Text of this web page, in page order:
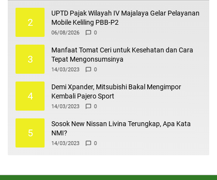
2
UPTD Pajak Wilayah IV Majalaya Gelar Pelayanan
Mobile Keliling PBB-P2
06/08/2026 0
3
Manfaat Tomat Ceri untuk Kesehatan dan Cara
Tepat Mengonsumsinya
14/03/2023 0
4
Demi Xpander, Mitsubishi Bakal Mengimpor
Kembali Pajero Sport
14/03/2023 0
5
Sosok New Nissan Livina Terungkap, Apa Kata
NMI?
14/03/2023 0